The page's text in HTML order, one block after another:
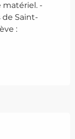
matériel. -
de Saint-
: